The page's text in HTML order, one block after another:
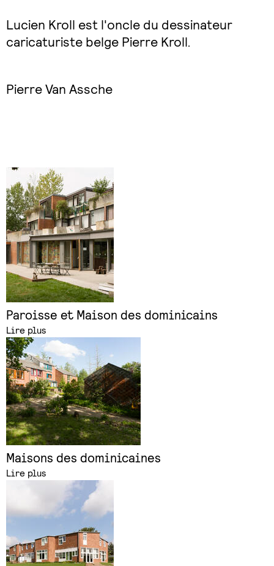
Lucien Kroll est l'oncle du dessinateur
caricaturiste belge Pierre Kroll.
Pierre Van Assche
Paroisse et Maison des dominicains
Lire plus
Maisons des dominicaines
Lire plus